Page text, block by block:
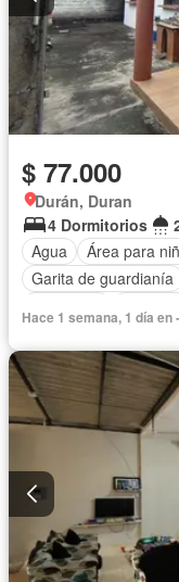
$ 77.000
Durán, Duran
4 Dormitorios
Agua
Área para
Garita de guardianía
Hace 1 semana, 1 día en